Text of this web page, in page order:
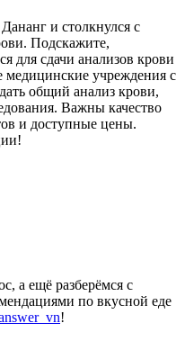
и столкнулся с
Подскажите,
для сдачи анализов крови
учреждения с
общий анализ крови,
Важны качество
и доступные цены.
а ещё разберёмся с
по вкусной еде
!